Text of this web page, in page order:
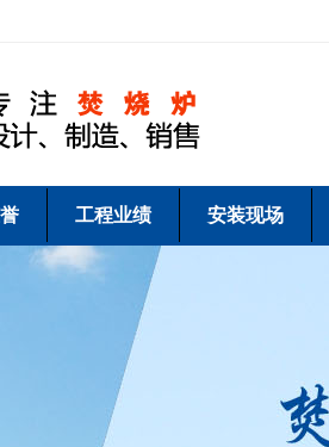
工程业绩 安装现场